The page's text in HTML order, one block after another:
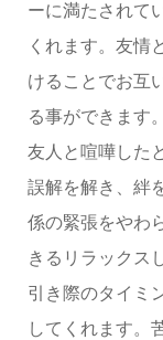
ーに満たされて
くれます。友情
けることでお互
る事ができます
友人と喧嘩した
誤解を解き、絆
係の緊張をやわ
きるリラックス
引き際のタイミ
してくれます。